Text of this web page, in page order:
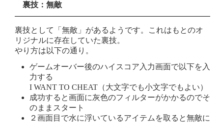
裏技：無敵
裏技として「無敵」があるようです。これはもとのオ
リジナルに存在していた裏技。
やり方は以下の通り。
ゲームオーバー後のハイスコア入力画面で以下を入
力する
I WANT TO CHEAT（大文字でも小文字でもよい）
成功すると画面に灰色のフィルターがかかるのでそ
のままスタート
２画面目で水に浮いているアイテムを取ると無敵に